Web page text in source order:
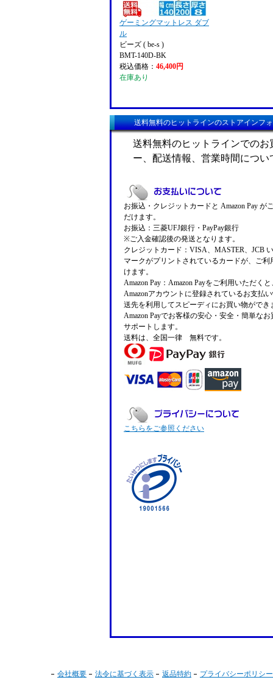
ゲーミングマットレス ダブ
ル
ビーズ ( be-s )
BMT-140D-BK
税込価格： 46,400円
在庫あり
送料無料のヒットラインのストアインフ
送料無料のヒットラインでの
ー、配送情報、営業時間につ
お振込・クレジットカードと Amazon Pay が
だけます。
お振込：三菱UFJ銀行・PayPay銀行
※ご入金確認後の発送となります。
クレジットカード：VISA、MASTER、JCB
マークがプリントされているカードが、ご利
けます。
Amazon Pay：Amazon Payをご利用いただく
Amazonアカウントに登録されているお支払
送先を利用してスピーディにお買い物ができ
Amazon Payでお客様の安心・安全・簡単な
サポートします。
送料は、全国一律 無料です。
こちらをご参照ください
会社概要 法令に基づく表示 返品特約 プライバシーポリシー